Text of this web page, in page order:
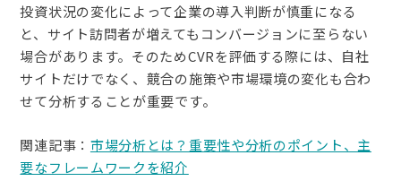
投資状況の変化によって企業の導入判断が慎重になる
と、サイト訪問者が増えてもコンバージョンに至らない
場合があります。そのためCVRを評価する際には、自社
サイトだけでなく、競合の施策や市場環境の変化も合わ
せて分析することが重要です。
関連記事： 市場分析とは？重要性や分析のポイント、主
要なフレームワークを紹介